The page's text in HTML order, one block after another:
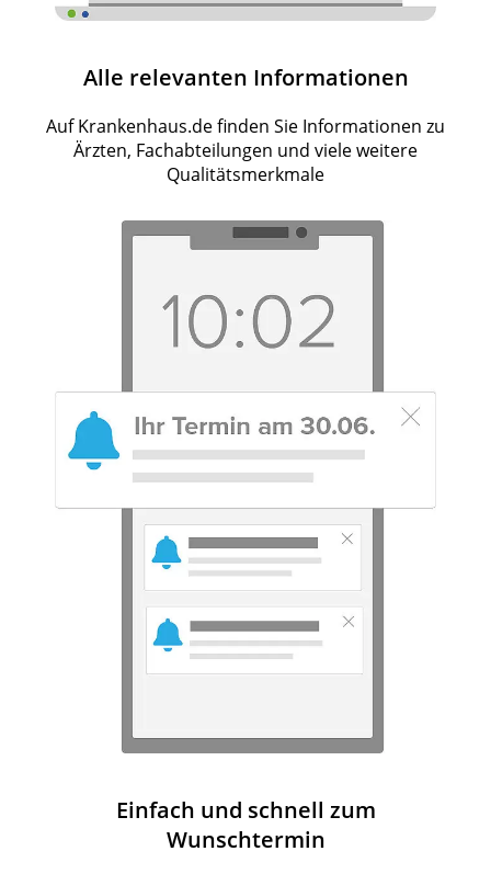
Alle relevanten Informationen
Auf Krankenhaus.de finden Sie Informationen zu
Ärzten, Fachabteilungen und viele weitere
Qualitätsmerkmale
Einfach und schnell zum
Wunschtermin